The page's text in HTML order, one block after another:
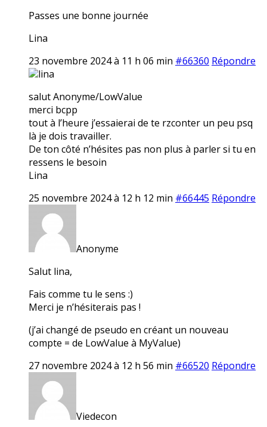
Passes une bonne journée
Lina
23 novembre 2024 à 11 h 06 min #66360 Répondre
lina
salut Anonyme/LowValue
merci bcpp
tout à l’heure j’essaierai de te rzconter un peu psq
là je dois travailler.
De ton côté n’hésites pas non plus à parler si tu en
ressens le besoin
Lina
25 novembre 2024 à 12 h 12 min #66445 Répondre
Anonyme
Salut lina,
Fais comme tu le sens :)
Merci je n’hésiterais pas !
(j’ai changé de pseudo en créant un nouveau
compte = de LowValue à MyValue)
27 novembre 2024 à 12 h 56 min #66520 Répondre
Viedecon